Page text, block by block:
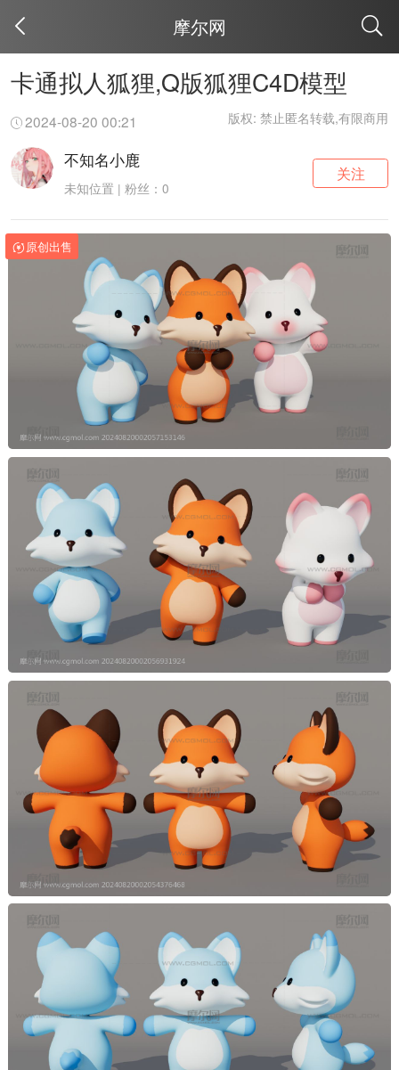
摩尔网
卡通拟人狐狸,Q版狐狸C4D模型
2024-08-20 00:21 版权: 禁止匿名转载,有限商用
不知名小鹿
未知位置 | 粉丝：0
关注
原创出售
取消